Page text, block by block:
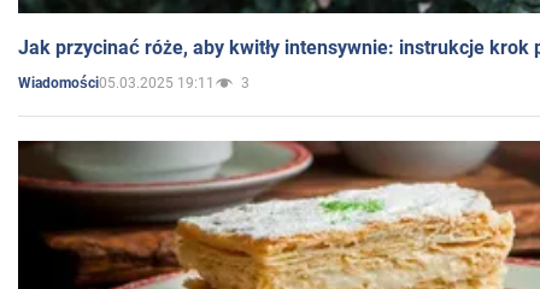
Jak przycinać róże, aby kwitły intensywnie: instrukcje krok
Wiadomości05.03.2025 19:11 3